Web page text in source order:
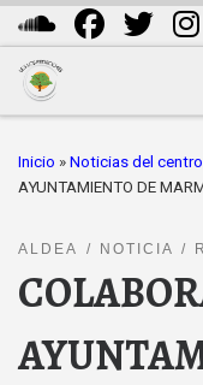
Saltar al contenido
Inicio » Noticias del centro
AYUNTAMIENTO DE
ALDEA NOTICIA